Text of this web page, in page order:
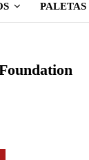
PALETAS